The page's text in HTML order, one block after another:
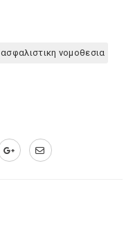
ασφαλιστικη νομοθεσια